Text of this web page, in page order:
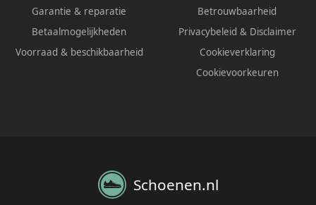
Garantie & reparatie
Betaalmogelijkheden
Voorraad & beschikbaarheid
Betrouwbaarheid
Privacybeleid & Disclaimer
Cookieverklaring
Cookievoorkeuren
Schoenen.nl